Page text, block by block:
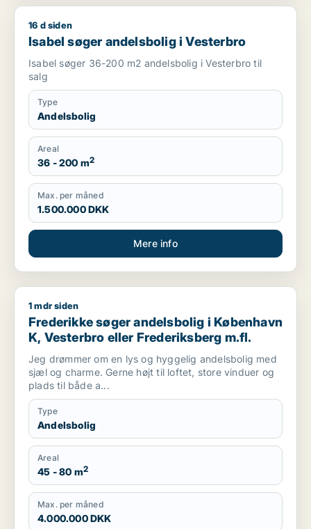
Isabel søger andelsbolig i Vesterbro
16 d siden
Isabel søger andelsbolig i Vesterbro
Isabel søger 36-200 m2 andelsbolig i Vesterbro til
salg
Type
Andelsbolig
Areal
36 - 200 m2
Max. per måned
1.500.000 DKK
Mere info
Frederikke søger andelsbolig i København K, Vesterbro
1 mdr siden
Frederikke søger andelsbolig i København
K, Vesterbro eller Frederiksberg m.fl.
Jeg drømmer om en lys og hyggelig andelsbolig med
sjæl og charme. Gerne højt til loftet, store vinduer og
plads til både a...
Type
Andelsbolig
Areal
45 - 80 m2
Max. per måned
4.000.000 DKK